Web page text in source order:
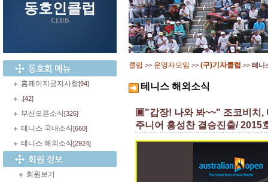
동호인클럽
CLUB
홈페이지공지사항[94]
.[42]
부산오픈소식[326]
테니스 국내소식[660]
테니스 해외소식[2924]
회원보기
클럽 >> 운영자모임 >> (구)기자클럽 >> 테니
테니스 해외소식
▣"갑장! 나와 봐~~" 조코비치,
주니어 홍성찬 결승진출/ 2015